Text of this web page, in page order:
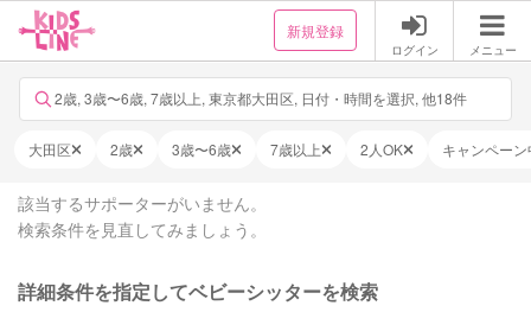
新規登録
ログイン メニュー
2歳, 3歳〜6歳, 7歳以上, 東京都大田区, 日付・時間を選択, 他18件
大田区 2歳 3歳〜6歳 7歳以上 2人OK キャンペーン
該当するサポーターがいません。
検索条件を見直してみましょう。
詳細条件を指定してベビーシッターを検索